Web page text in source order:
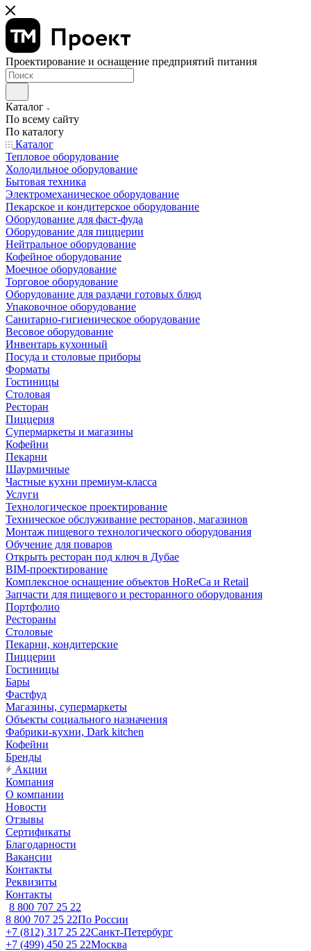
Проектирование и оснащение предприятий питания
Каталог
По всему сайту
По каталогу
Каталог
Тепловое оборудование
Холодильное оборудование
Бытовая техника
Электромеханическое оборудование
Пекарское и кондитерское оборудование
Оборудование для фаст-фуда
Оборудование для пиццерии
Нейтральное оборудование
Кофейное оборудование
Моечное оборудование
Торговое оборудование
Оборудование для раздачи готовых блюд
Упаковочное оборудование
Санитарно-гигиеническое оборудование
Весовое оборудование
Инвентарь кухонный
Посуда и столовые приборы
Форматы
Гостиницы
Столовая
Ресторан
Пиццерия
Супермаркеты и магазины
Кофейни
Пекарни
Шаурмичные
Частные кухни премиум-класса
Услуги
Технологическое проектирование
Техническое обслуживание ресторанов, магазинов
Монтаж пищевого технологического оборудования
Обучение для поваров
Открыть ресторан под ключ в Дубае
BIM-проектирование
Комплексное оснащение объектов HoReCa и Retail
Запчасти для пищевого и ресторанного оборудования
Портфолио
Рестораны
Столовые
Пекарни, кондитерские
Пиццерии
Гостиницы
Бары
Фастфуд
Магазины, супермаркеты
Объекты социального назначения
Фабрики-кухни, Dark kitchen
Кофейни
Бренды
Акции
Компания
О компании
Новости
Отзывы
Сертификаты
Благодарности
Вакансии
Контакты
Реквизиты
Контакты
8 800 707 25 22
8 800 707 25 22По России
+7 (812) 317 25 22Санкт-Петербург
+7 (499) 450 25 22Москва